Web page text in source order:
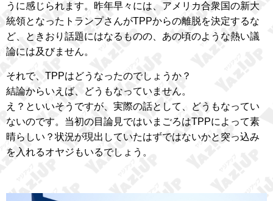
うに感じられます。昨年早々には、アメリカ合衆国の新大
統領となったトランプさんがTPPからの離脱を決定するな
ど、ときおり話題にはなるものの、あの頃のような熱い議
論には及びません。
それで、TPPはどうなったのでしょうか？
結論からいえば、どうもなっていません。
え？といいそうですが、実際の話として、どうもなってい
ないのです。当初の目論見ではいまごろはTPPによって素
晴らしい？状況が現出していたはずではないかと突っ込み
を入れるオヤジもいるでしょう。